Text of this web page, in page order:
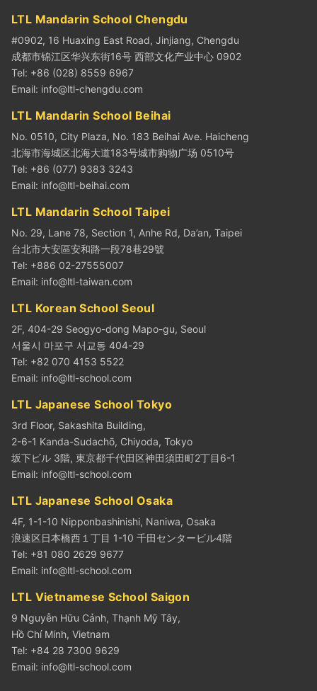
LTL Mandarin School Chengdu
#0902, 16 Huaxing East Road, Jinjiang, Chengdu
成都市锦江区华兴东街16号 西部文化产业中心 0902
Tel: +86 (028) 8559 6967
Email: info@ltl-chengdu.com
LTL Mandarin School Beihai
No. 0510, City Plaza, No. 183 Beihai Ave. Haicheng
北海市海城区北海大道183号城市购物广场 0510号
Tel: +86 (077) 9383 3243
Email: info@ltl-beihai.com
LTL Mandarin School Taipei
No. 29, Lane 78, Section 1, Anhe Rd, Da’an, Taipei
台北市大安區安和路一段78巷29號
Tel: +886 02-27555007
Email: info@ltl-taiwan.com
LTL Korean School Seoul
2F, 404-29 Seogyo-dong Mapo-gu, Seoul
서울시 마포구 서교동 404-29
Tel: +82 070 4153 5522
Email: info@ltl-school.com
LTL Japanese School Tokyo
3rd Floor, Sakashita Building,
2-6-1 Kanda-Sudachō, Chiyoda, Tokyo
坂下ビル 3階, 東京都千代田区神田須田町2丁目6-1
Email: info@ltl-school.com
LTL Japanese School Osaka
4F, 1-1-10 Nipponbashinishi, Naniwa, Osaka
浪速区日本橋西１丁目 1-10 千田センタービル4階
Tel: +81 080 2629 9677
Email: info@ltl-school.com
LTL Vietnamese School Saigon
9 Nguyễn Hữu Cảnh, Thạnh Mỹ Tây,
Hồ Chí Minh, Vietnam
Tel: +84 28 7300 9629
Email: info@ltl-school.com